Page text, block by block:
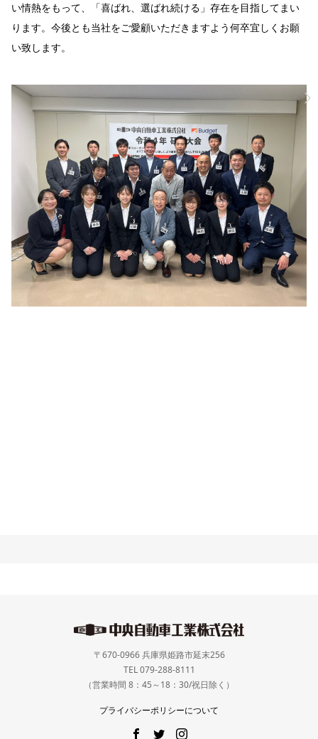
い情熱をもって、「喜ばれ、選ばれ続ける」存在を目指してまい
ります。今後とも当社をご愛顧いただきますよう何卒宜しくお願
い致します。
〒670-0966 兵庫県姫路市延末256
TEL 079-288-8111
（営業時間 8：45～18：30/祝日除く）
プライバシーポリシーについて